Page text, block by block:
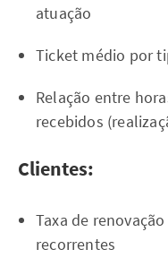
atuação
Ticket médio por
Relação entre
recebidos
Clientes:
Taxa de
recorrentes